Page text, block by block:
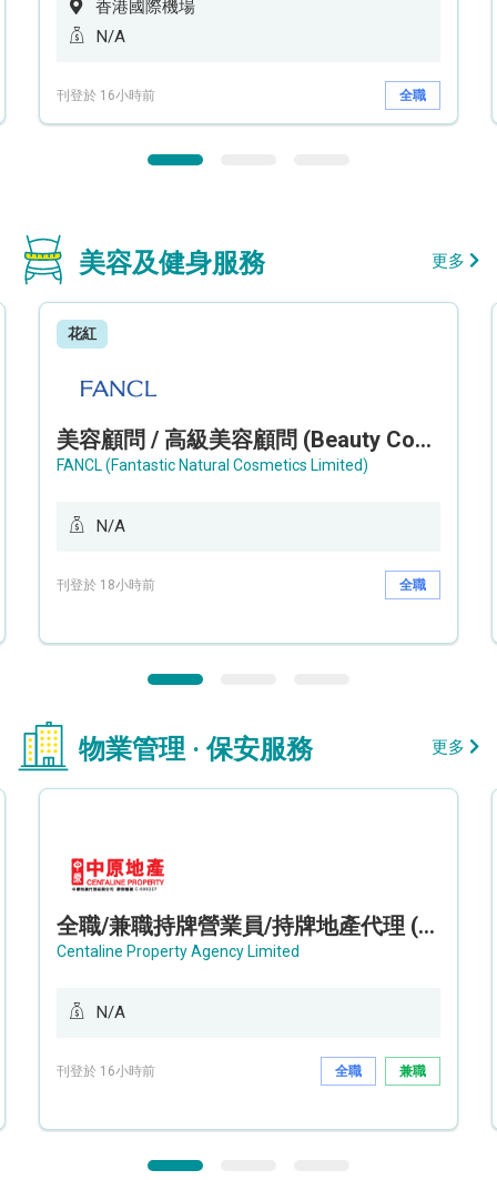
香港國際機場
N/A
刊登於 16小時前 全職
美容及健身服務 更多
花紅
美容顧問 / 高級美容顧問 (Beauty Consultant / Senior Beauty Consultant)
FANCL (Fantastic Natural Cosmetics Limited)
N/A
刊登於 18小時前 全職
物業管理 · 保安服務 更多
全職/兼職持牌營業員/持牌地產代理 (長沙灣/將軍澳/油塘)
Centaline Property Agency Limited
N/A
刊登於 16小時前 全職 兼職